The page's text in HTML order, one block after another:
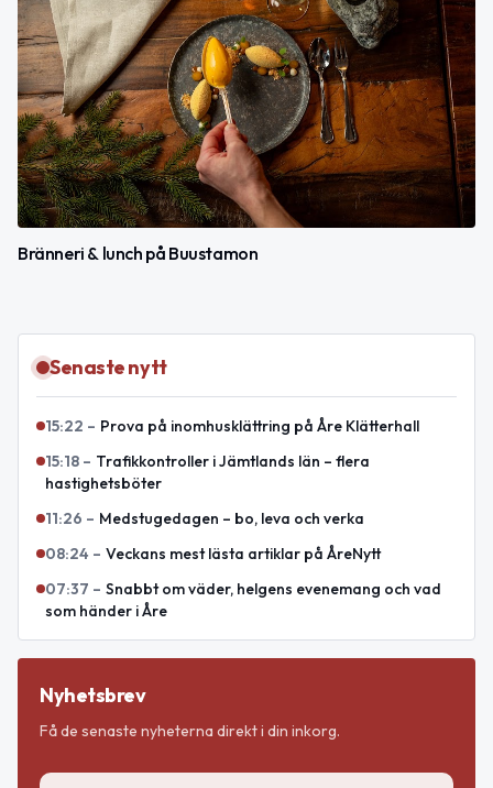
Bränneri & lunch på Buustamon
Senaste nytt
15:22 – Prova på inomhusklättring på Åre Klätterhall
15:18 – Trafikkontroller i Jämtlands län – flera
hastighetsböter
11:26 – Medstugedagen – bo, leva och verka
08:24 – Veckans mest lästa artiklar på ÅreNytt
07:37 – Snabbt om väder, helgens evenemang och vad
som händer i Åre
Nyhetsbrev
Få de senaste nyheterna direkt i din inkorg.